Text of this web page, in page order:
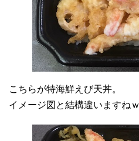
こちらが特海鮮えび天丼。
イメージ図と結構違いますねｗ